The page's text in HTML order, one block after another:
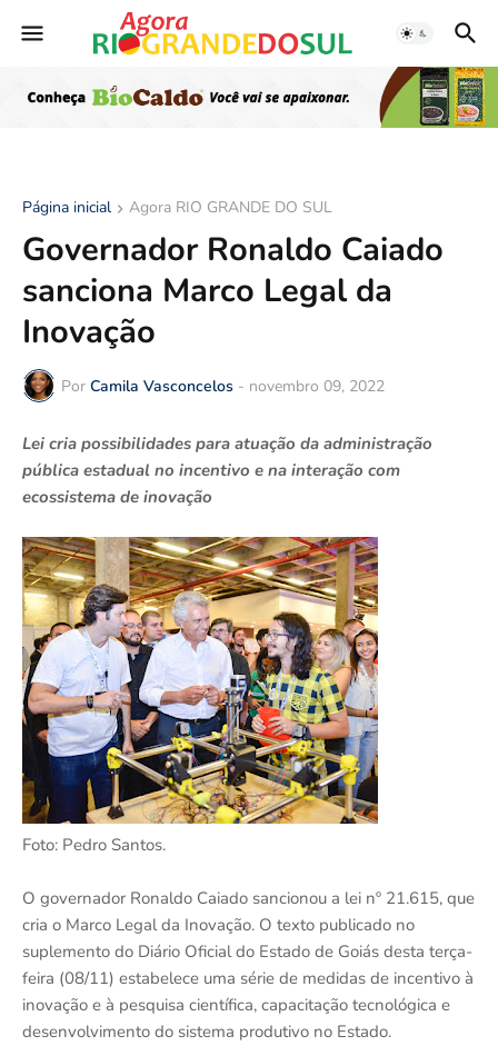
Página inicial Agora RIO GRANDE DO SUL
Governador Ronaldo Caiado
sanciona Marco Legal da
Inovação
Por Camila Vasconcelos - novembro 09, 2022
Lei cria possibilidades para atuação da administração
pública estadual no incentivo e na interação com
ecossistema de inovação
Foto: Pedro Santos.
O governador Ronaldo Caiado sancionou a lei nº 21.615, que
cria o Marco Legal da Inovação. O texto publicado no
suplemento do Diário Oficial do Estado de Goiás desta terça-
feira (08/11) estabelece uma série de medidas de incentivo à
inovação e à pesquisa científica, capacitação tecnológica e
desenvolvimento do sistema produtivo no Estado.